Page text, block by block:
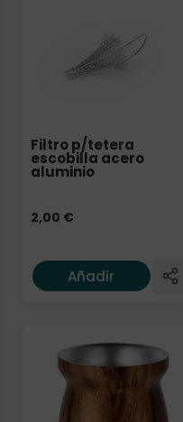
Filtro p/tetera
escobilla acero
aluminio
2,00 €
Añadir